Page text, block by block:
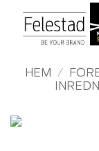
content
HEM /